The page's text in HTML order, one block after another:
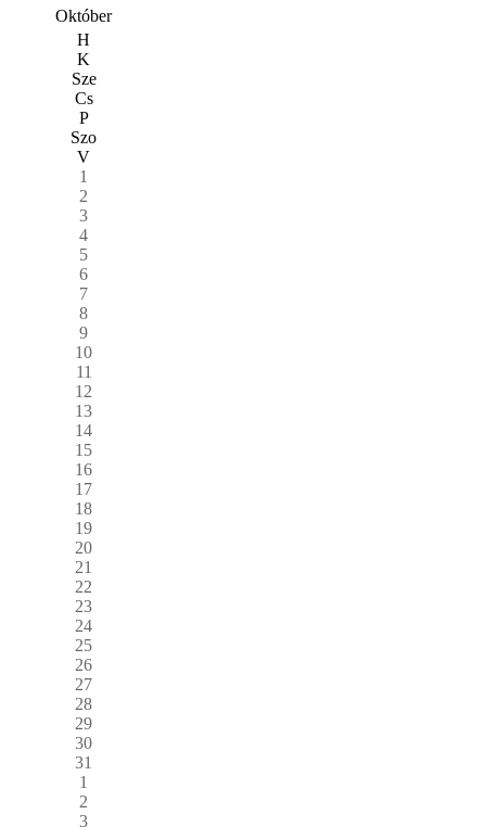
Október
H
K
Sze
Cs
P
Szo
V
1
2
3
4
5
6
7
8
9
10
11
12
13
14
15
16
17
18
19
20
21
22
23
24
25
26
27
28
29
30
31
1
2
3